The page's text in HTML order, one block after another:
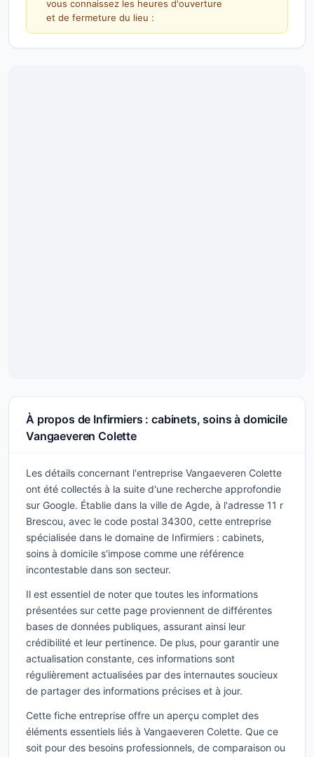
vous connaissez les heures d'ouverture
et de fermeture du lieu :
À propos de Infirmiers : cabinets, soins à domicile
Vangaeveren Colette
Les détails concernant l'entreprise Vangaeveren Colette
ont été collectés à la suite d'une recherche approfondie
sur Google. Établie dans la ville de Agde, à l'adresse 11 r
Brescou, avec le code postal 34300, cette entreprise
spécialisée dans le domaine de Infirmiers : cabinets,
soins à domicile s'impose comme une référence
incontestable dans son secteur.
Il est essentiel de noter que toutes les informations
présentées sur cette page proviennent de différentes
bases de données publiques, assurant ainsi leur
crédibilité et leur pertinence. De plus, pour garantir une
actualisation constante, ces informations sont
régulièrement actualisées par des internautes soucieux
de partager des informations précises et à jour.
Cette fiche entreprise offre un aperçu complet des
éléments essentiels liés à Vangaeveren Colette. Que ce
soit pour des besoins professionnels, de comparaison ou